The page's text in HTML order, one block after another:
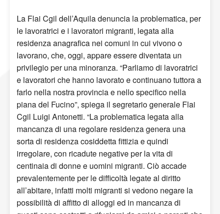
La Flai Cgil dell’Aquila denuncia la problematica, per
le lavoratrici e i lavoratori migranti, legata alla
residenza anagrafica nei comuni in cui vivono o
lavorano, che, oggi, appare essere diventata un
privilegio per una minoranza. “Parliamo di lavoratrici
e lavoratori che hanno lavorato e continuano tuttora a
farlo nella nostra provincia e nello specifico nella
piana del Fucino”, spiega il segretario generale Flai
Cgil Luigi Antonetti. “La problematica legata alla
mancanza di una regolare residenza genera una
sorta di residenza cosiddetta fittizia e quindi
irregolare, con ricadute negative per la vita di
centinaia di donne e uomini migranti. Ciò accade
prevalentemente per le difficoltà legate al diritto
all’abitare, infatti molti migranti si vedono negare la
possibilità di affitto di alloggi ed in mancanza di